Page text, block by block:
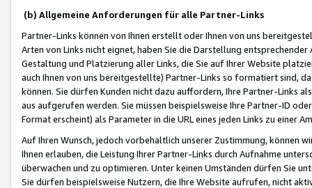
(b) Allgemeine Anforderungen für alle Partner-Links
Partner-Links können von Ihnen erstellt oder Ihnen von uns
Arten von Links nicht eignet, haben Sie die Darstellung
Gestaltung und Platzierung aller Links, die Sie auf Ihrer Website
auch Ihnen von uns bereitgestellte) Partner-Links so formatiert sind,
können. Sie dürfen Kunden nicht dazu auffordern, Ihre Partner-Links
aus aufgerufen werden. Sie müssen beispielsweise Ihre Partner-ID
Format erscheint) als Parameter in die URL eines jeden Links zu einer
Auf Ihren Wunsch, jedoch vorbehaltlich unserer Zustimmung, können
Ihnen erlauben, die Leistung Ihrer Partner-Links durch Aufnahme
überwachen und zu optimieren. Unter keinen Umständen dürfen Sie
Sie dürfen beispielsweise Nutzern, die Ihre Website aufrufen, nicht